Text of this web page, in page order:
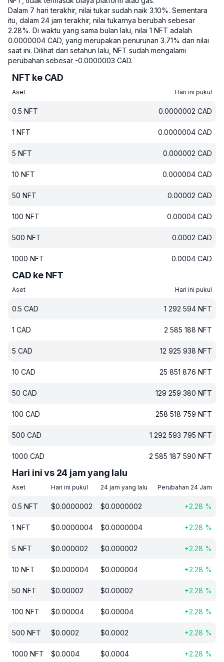
Dalam 7 hari terakhir, nilai tukar sudah naik 3.10%. Sementara
itu, dalam 24 jam terakhir, nilai tukarnya berubah sebesar
2.28%. Di waktu yang sama bulan lalu, nilai 1 NFT adalah
0.0000004 CAD, yang merupakan penurunan 3.71% dari nilai
saat ini. Dilihat dari setahun lalu, NFT sudah mengalami
perubahan sebesar -0.0000003 CAD.
NFT ke CAD
Aset Hari ini pukul
0.5 NFT 0.0000002 CAD
1 NFT 0.0000004 CAD
5 NFT 0.000002 CAD
10 NFT 0.000004 CAD
50 NFT 0.00002 CAD
100 NFT 0.00004 CAD
500 NFT 0.0002 CAD
1000 NFT 0.0004 CAD
CAD ke NFT
Aset Hari ini pukul
0.5 CAD 1 292 594 NFT
1 CAD 2 585 188 NFT
5 CAD 12 925 938 NFT
10 CAD 25 851 876 NFT
50 CAD 129 259 380 NFT
100 CAD 258 518 759 NFT
500 CAD 1 292 593 795 NFT
1000 CAD 2 585 187 590 NFT
Hari ini vs 24 jam yang lalu
Aset Hari ini pukul 24 jam yang lalu Perubahan 24 Jam
0.5 NFT $0.0000002 $0.0000002 +2.28 %
1 NFT $0.0000004 $0.0000004 +2.28 %
5 NFT $0.000002 $0.000002 +2.28 %
10 NFT $0.000004 $0.000004 +2.28 %
50 NFT $0.00002 $0.00002 +2.28 %
100 NFT $0.00004 $0.00004 +2.28 %
500 NFT $0.0002 $0.0002 +2.28 %
1000 NFT $0.0004 $0.0004 +2.28 %